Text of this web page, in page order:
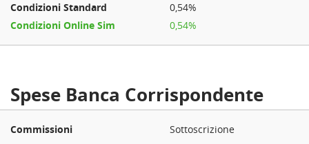
0,54%
0,54%
Spese Banca Corrispondente
Sottoscrizione